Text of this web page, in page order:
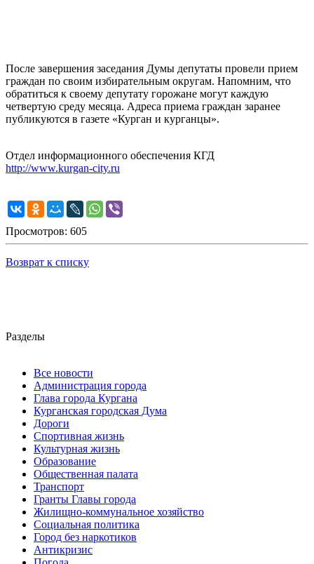
После завершения заседания Думы депутаты провели прием
граждан по своим избирательным округам. Напомним, что
обратиться к своему депутату горожане могут каждую
четвертую среду месяца. Адреса приема граждан заранее
публикуются в газете «Курган и курганцы».
Отдел информационного обеспечения КГД
http://www.kurgan-city.ru
Просмотров: 605
Возврат к списку
Разделы
Все новости
Администрация города
Глава города Кургана
Курганская городская Дума
Дороги
Спортивная жизнь
Культурная жизнь
Образование
Общественная палата
Транспорт
Гранты Главы города
Жилищно-коммунальное хозяйство
Социальная политика
Город без наркотиков
Антикризис